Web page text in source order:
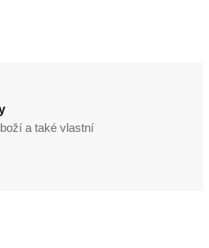
a také vlastní